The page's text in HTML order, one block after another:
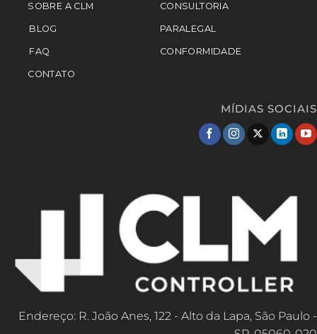
SOBRE A CLM
BLOG
FAQ
CONTATO
CONSULTORIA
PARALEGAL
CONFORMIDADE
MÍDIAS SOCIAIS
Endereço: R. João Anes, 122 - Alto da Lapa, São Paulo -